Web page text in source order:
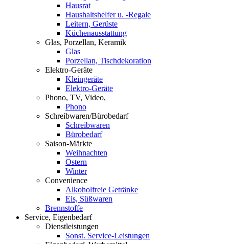
Hausrat
Haushaltshelfer u. -Regale
Leitern, Gerüste
Küchenausstattung
Glas, Porzellan, Keramik
Glas
Porzellan, Tischdekoration
Elektro-Geräte
Kleingeräte
Elektro-Geräte
Phono, TV, Video,
Phono
Schreibwaren/Bürobedarf
Schreibwaren
Bürobedarf
Saison-Märkte
Weihnachten
Ostern
Winter
Convenience
Alkoholfreie Getränke
Eis, Süßwaren
Brennstoffe
Service, Eigenbedarf
Dienstleistungen
Sonst. Service-Leistungen